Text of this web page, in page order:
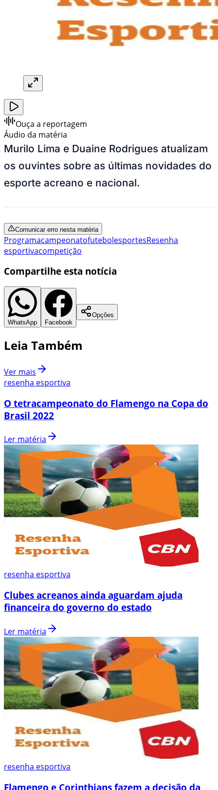
Ouça a reportagem
Áudio da matéria
Murilo Lima e Duaine Rodrigues atualizam
os ouvintes sobre as últimas novidades do
esporte acreano e nacional.
Comunicar erro nesta matéria
ProgramacampeonatofutebolesportesResenha
esportivacompetição
Compartilhe esta notícia
WhatsApp Facebook
Opções
Leia Também
Ver mais
resenha esportiva
O tetracampeonato do Flamengo na Copa do
Brasil 2022
Ler matéria
resenha esportiva
Clubes acreanos ainda aguardam ajuda
financeira do governo do estado
Ler matéria
resenha esportiva
Flamengo e Corinthians fazem a decisão da